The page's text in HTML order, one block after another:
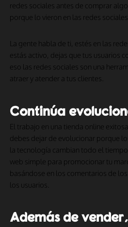
redes sociales antes de comprar
porque lo vieron en las redes sociales.
La gente habla de ti, estés en las
estás activo, dejas que tus usuarios
eso las redes sociales son una
atraer y atender a tus clientes.
Continúa
El trabajo en una tienda online
debes dejar de evolucionar porque
la tecnología cambian todo el
web simple para promocionar tu
basándose en los comentarios de
los usuarios.
Además de